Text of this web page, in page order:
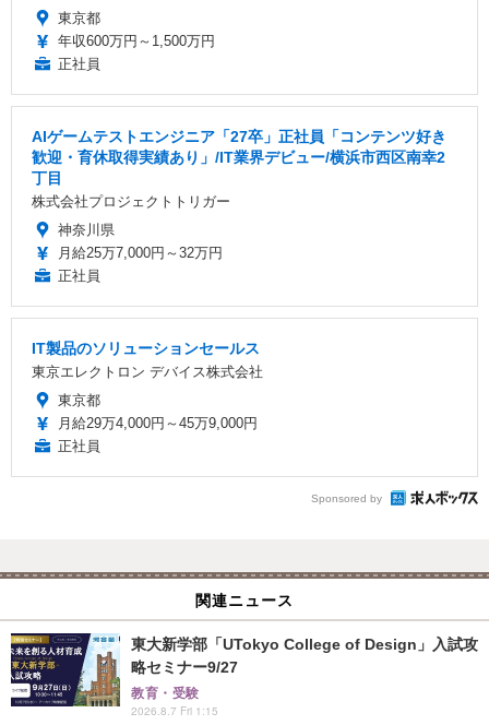
東京都
年収600万円～1,500万円
正社員
AIゲームテストエンジニア「27卒」正社員「コンテンツ好き
歓迎・育休取得実績あり」/IT業界デビュー/横浜市西区南幸2
丁目
株式会社プロジェクトトリガー
神奈川県
月給25万7,000円～32万円
正社員
IT製品のソリューションセールス
東京エレクトロン デバイス株式会社
東京都
月給29万4,000円～45万9,000円
正社員
Sponsored by
関連ニュース
東大新学部「UTokyo College of Design」入試攻
略セミナー9/27
教育・受験
2026.8.7 Fri 1:15